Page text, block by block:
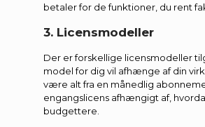
betaler for de funktioner, du rent
3. Licensmodeller
Der er forskellige licensmodeller
model for dig vil afhænge af din
være alt fra en månedlig
engangslicens afhængigt af,
budgettere.